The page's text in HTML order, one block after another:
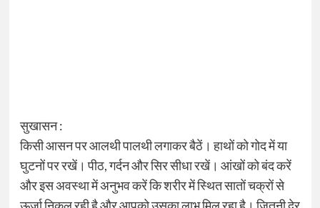
सुखासन :
किसी आसन पर आलथी पालथी लगाकर बैठें। हाथों को गोद में या
घुटनों पर रखें। पीठ, गर्दन और सिर सीधा रखें। आंखों को बंद करें
और इस अवस्था में अनुभव करें कि शरीर में स्थित सातों चक्रों से